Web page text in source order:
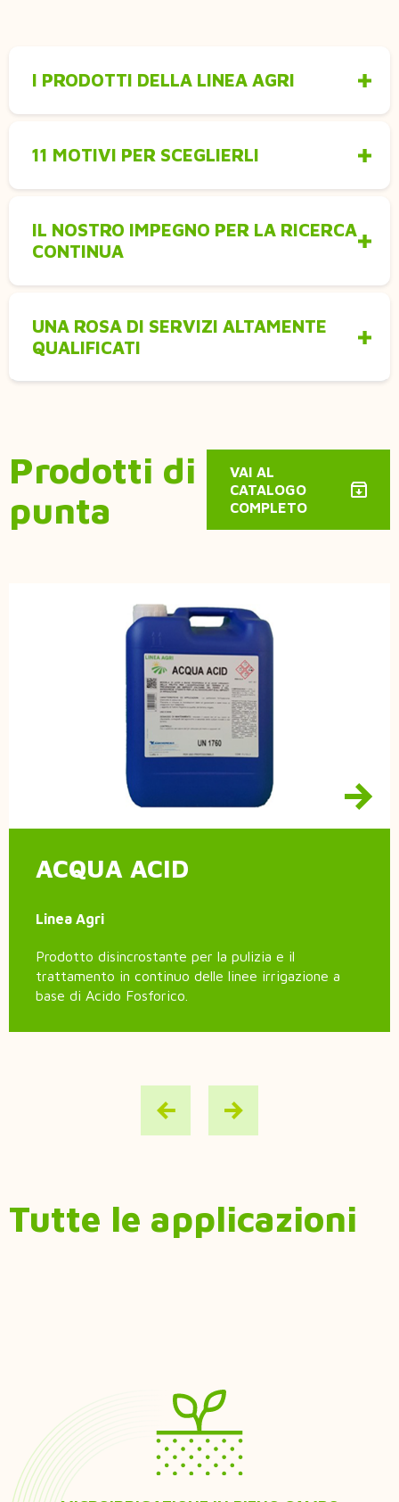
I PRODOTTI DELLA LINEA AGRI
11 MOTIVI PER SCEGLIERLI
IL NOSTRO IMPEGNO PER LA RICERCA
CONTINUA
UNA ROSA DI SERVIZI ALTAMENTE
QUALIFICATI
Prodotti di
punta
VAI AL
CATALOGO
COMPLETO
ACQUA ACID
Linea Agri
Prodotto disincrostante per la pulizia e il
trattamento in continuo delle linee irrigazione a
base di Acido Fosforico.
Tutte le applicazioni